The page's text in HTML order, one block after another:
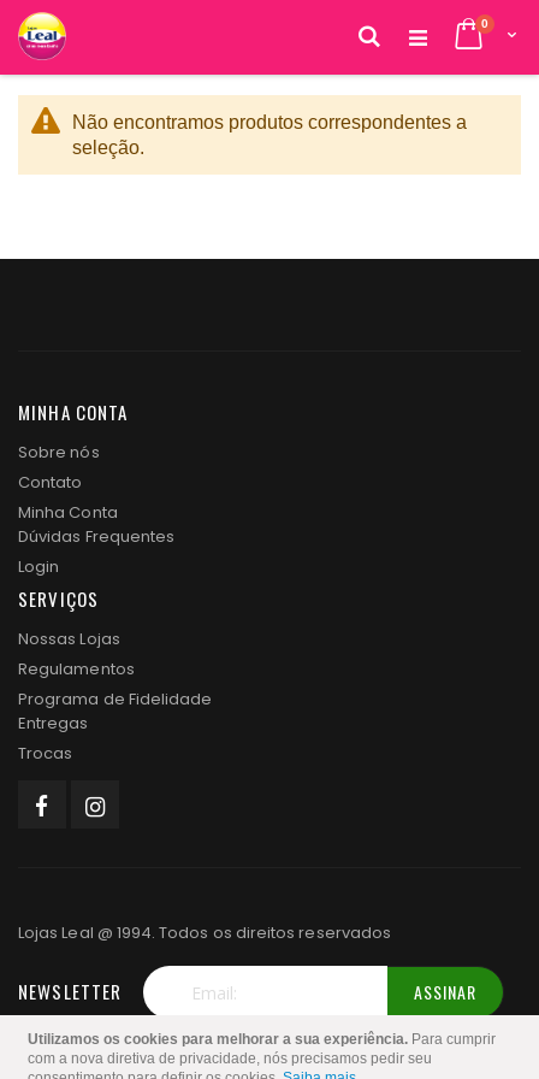
Utilizamos os cookies para melhorar a sua experiência. Para cumprir
com a nova diretiva de privacidade, nós precisamos pedir seu
Cart
0 itens
Pesquisa
o
conteúdo
Não encontramos produtos correspondentes a
seleção.
MINHA CONTA
Sobre nós
Contato
Minha Conta
Dúvidas Frequentes
Login
SERVIÇOS
Nossas Lojas
Regulamentos
Programa de Fidelidade
Entregas
Trocas
Lojas Leal @ 1994. Todos os direitos reservados
NEWSLETTER
Inscreva-
se
ASSINAR